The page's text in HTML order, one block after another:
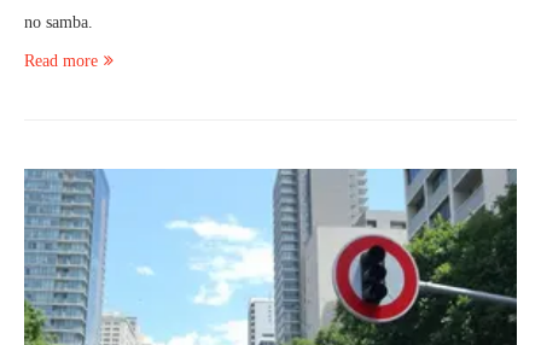
no samba.
Read more